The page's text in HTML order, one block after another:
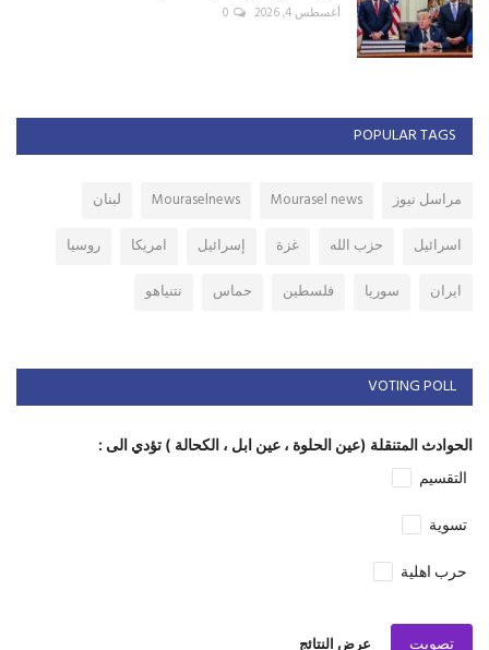
أغسطس 4, 2026 0
POPULAR TAGS
مراسل نيوز Mourasel news
Mouraselnews
لبنان
اسرائيل
حزب الله غزة إسرائيل امريكا
روسيا
ايران
سوريا فلسطين حماس نتنياهو
VOTING POLL
الحوادث المتنقلة (عين الحلوة ، عين ابل ، الكحالة ) تؤدي الى :
التقسيم
تسوية
حرب اهلية
عرض النتائج